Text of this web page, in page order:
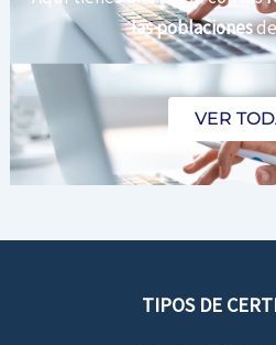
las poblaciones
VER
TIPOS DE